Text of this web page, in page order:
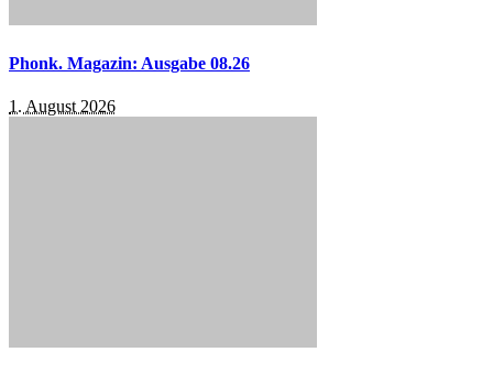
Phonk. Magazin: Ausgabe 08.26
1. August 2026